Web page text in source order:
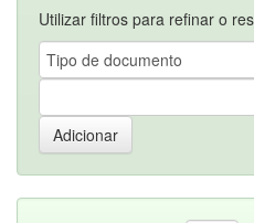
Utilizar filtros para refinar o